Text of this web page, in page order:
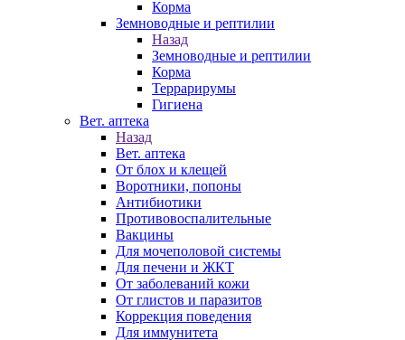
Корма
Земноводные и рептилии
Назад
Земноводные и рептилии
Корма
Террарирумы
Гигиена
Вет. аптека
Назад
Вет. аптека
От блох и клещей
Воротники, попоны
Антибиотики
Противовоспалительные
Вакцины
Для мочеполовой системы
Для печени и ЖКТ
От заболеваний кожи
От глистов и паразитов
Коррекция поведения
Для иммунитета